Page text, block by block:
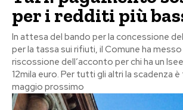
per i redditi più
In attesa del bando per la concessione
per la tassa sui rifiuti, il Comune ha
riscossione dell’acconto per chi ha un
12mila euro. Per tutti gli altri la scadenza è
maggio prossimo